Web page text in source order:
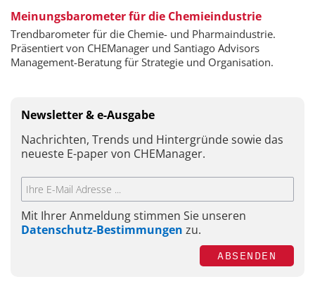
Meinungsbarometer für die Chemieindustrie
Trendbarometer für die Chemie- und Pharmaindustrie.
Präsentiert von CHEManager und Santiago Advisors
Management-Beratung für Strategie und Organisation.
Newsletter & e-Ausgabe
Nachrichten, Trends und Hintergründe sowie das
neueste E-paper von CHEManager.
Mit Ihrer Anmeldung stimmen Sie unseren
Datenschutz-Bestimmungen zu.
ABSENDEN